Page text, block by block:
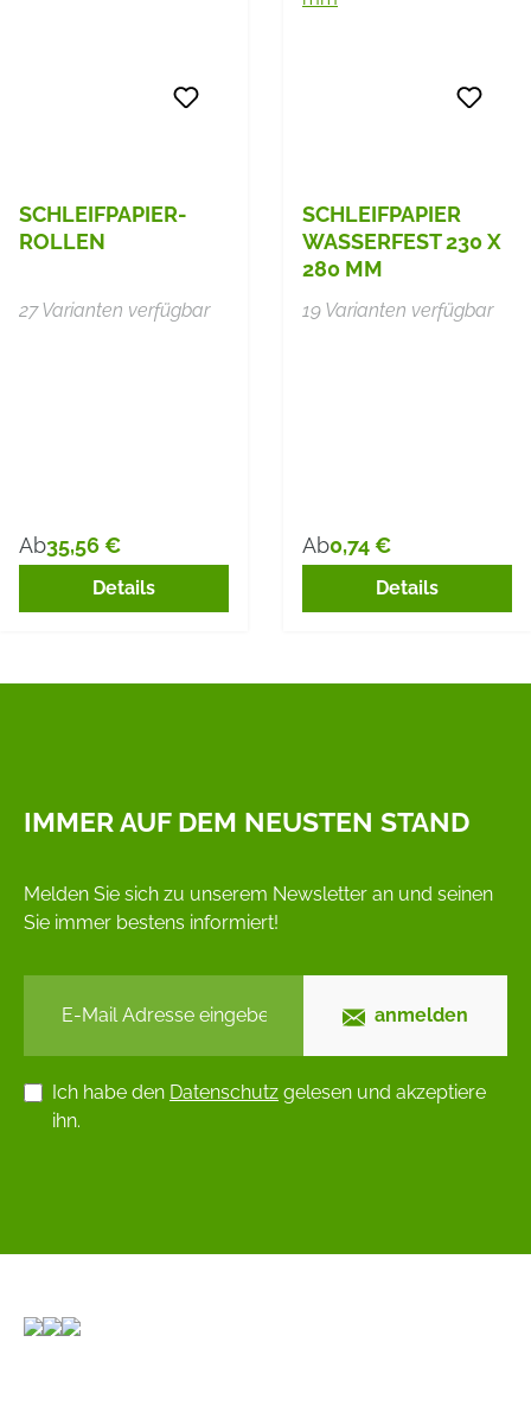
SCHLEIFPAPIER-
ROLLEN
27 Varianten verfügbar
Regulärer Preis:
Ab35,56 €
Details
SCHLEIFPAPIER
WASSERFEST 230 X
280 MM
19 Varianten verfügbar
Regulärer Preis:
Ab0,74 €
Details
IMMER AUF DEM NEUSTEN STAND
Melden Sie sich zu unserem Newsletter an und seinen
Sie immer bestens informiert!
anmelden
Ich habe den Datenschutz gelesen und akzeptiere
ihn.